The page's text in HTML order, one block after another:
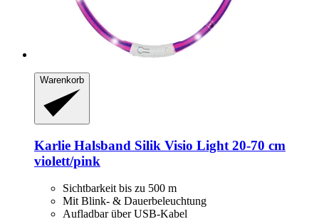
Warenkorb
Karlie Halsband Silik Visio Light 20-​70 cm
violett/pink
Sichtbarkeit bis zu 500 m
Mit Blink- & Dauerbeleuchtung
Aufladbar über USB-Kabel